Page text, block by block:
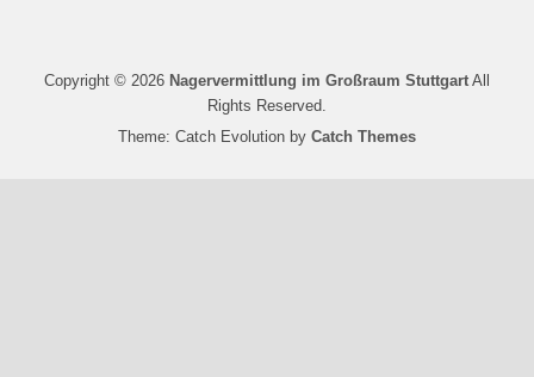
Copyright © 2026 Nagervermittlung im Großraum Stuttgart All
Rights Reserved.
Theme: Catch Evolution by Catch Themes